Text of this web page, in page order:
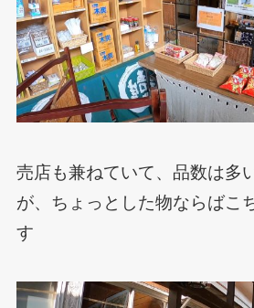
売店も兼ねていて、品数は多
が、ちょっとした物ならばこ
す